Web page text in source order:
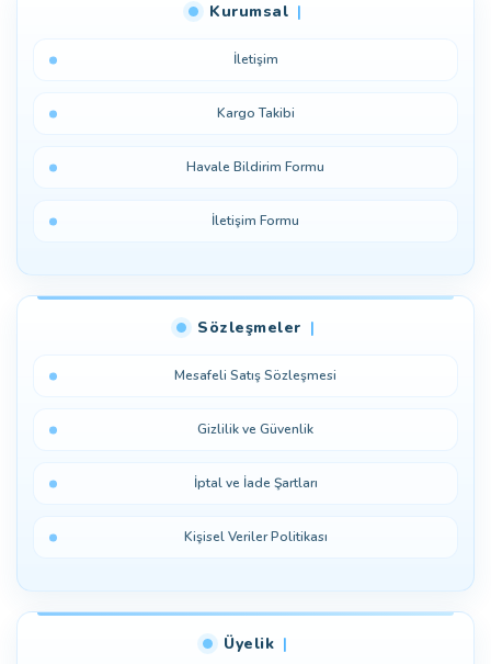
Kurumsal
İletişim
Kargo Takibi
Havale Bildirim Formu
İletişim Formu
Sözleşmeler
Mesafeli Satış Sözleşmesi
Gizlilik ve Güvenlik
İptal ve İade Şartları
Kişisel Veriler Politikası
Üyelik